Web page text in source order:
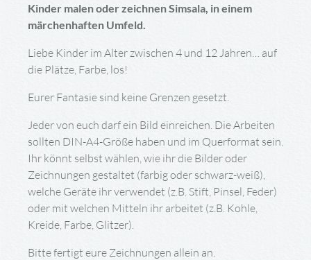
Kinder malen oder zeichnen Simsala, in einem
märchenhaften Umfeld.
Liebe Kinder im Alter zwischen 4 und 12 Jahren… auf
die Plätze, Farbe, los!
Eurer Fantasie sind keine Grenzen gesetzt.
Jeder von euch darf ein Bild einreichen. Die Arbeiten
sollten DIN-A4-Größe haben und im Querformat sein.
Ihr könnt selbst wählen, wie ihr die Bilder oder
Zeichnungen gestaltet (farbig oder schwarz-weiß),
welche Geräte ihr verwendet (z.B. Stift, Pinsel, Feder)
oder mit welchen Mitteln ihr arbeitet (z.B. Kohle,
Kreide, Farbe, Glitzer).
Bitte fertigt eure Zeichnungen allein an.